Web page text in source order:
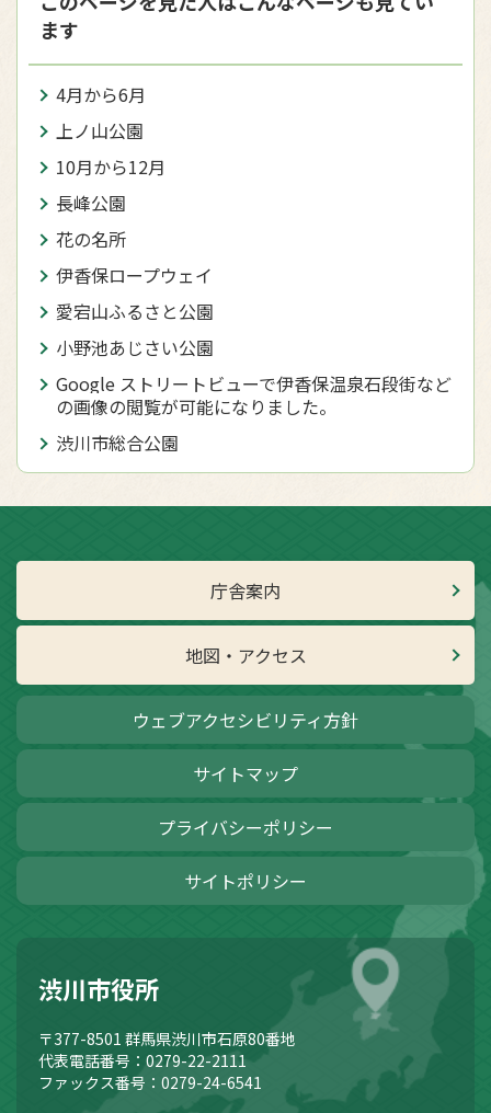
ます
4月から6月
上ノ山公園
10月から12月
長峰公園
花の名所
伊香保ロープウェイ
愛宕山ふるさと公園
小野池あじさい公園
Google ストリートビューで伊香保温泉石段街など
の画像の閲覧が可能になりました。
渋川市総合公園
庁舎案内
地図・アクセス
ウェブアクセシビリティ方針
サイトマップ
プライバシーポリシー
サイトポリシー
渋川市役所
〒377-8501 群馬県渋川市石原80番地
代表電話番号：0279-22-2111
ファックス番号：0279-24-6541